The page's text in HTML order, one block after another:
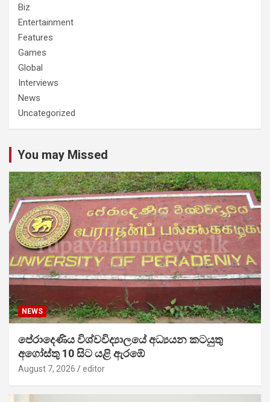
Biz
Entertainment
Features
Games
Global
Interviews
News
Uncategorized
You may Missed
NEWS
පේරාදෙණිය විශ්වවිද්‍යාලයේ අධ්‍යයන කටයුතු
අගෝස්තු 10 සිට යළි ඇරඹේ
August 7, 2026 editor